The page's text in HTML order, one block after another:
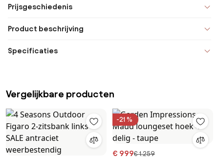
Prijsgeschiedenis
Product beschrijving
Specificaties
Vergelijkbare producten
-21 %
€ 999€ 1.259